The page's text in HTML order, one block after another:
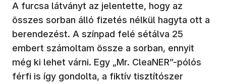
A furcsa látványt az jelentette, hogy az
összes sorban álló fizetés nélkül hagyta ott a
berendezést. A színpad felé sétálva 25
embert számoltam össze a sorban, ennyit
még ki lehet várni. Egy „Mr. CleaNER”-pólós
férfi is így gondolta, a fiktív tisztítószer